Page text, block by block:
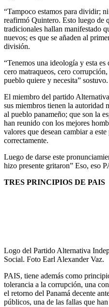
“Tampoco estamos para dividir;
reafirmó Quintero. Esto luego de
tradicionales hallan manifestado
nuevos; es que se añaden al
división.
“Tenemos una ideología y esta es
cero matraqueos, cero
pueblo quiere y necesita” sostuvo.
El miembro del partido
sus miembros tienen la autoridad
al pueblo panameño; que son la
han reunido con los mejores
valores que desean cambiar a
correctamente.
Luego de darse este
hizo presente gritaron” Eso, eso
TRES PRINCIPIOS DE PAIS
Logo del Partido Alternativa
Social. Foto Earl Alexander Vaz.
PAIS, tiene además como
tolerancia a la corrupción, una
el retorno del Panamá decente
públicos, una de las fallas que